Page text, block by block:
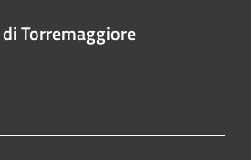
Torremaggiore